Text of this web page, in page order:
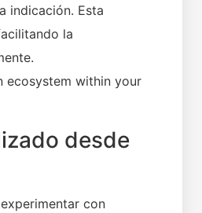
indicación. Esta
la
ecosystem within your
desde
con